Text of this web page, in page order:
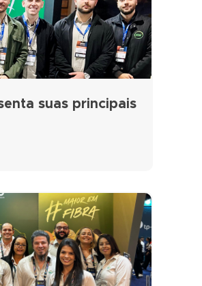
suas principais